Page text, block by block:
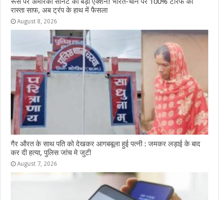
रास्ता साफ, अब ट्रंप के हाथ में फैसला
August 8, 2026
गैर औरत के साथ पति को देखकर आगबबूला हुई पत्नी : जमकर लड़ाई के बाद
कर दी हत्या, पुलिस जांच मे जुटी
August 7, 2026